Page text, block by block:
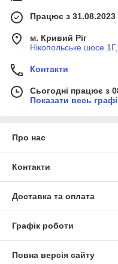
Працює з 31.08.2023
м. Кривий Ріг
Нікопольське шосе
Контакти
Сьогодні працює з
Показати весь
Про нас
Контакти
Доставка та оплата
Графік роботи
Повна версія сайту